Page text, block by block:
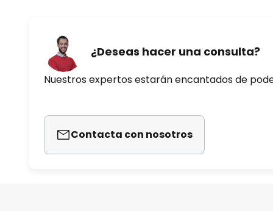
¿Deseas hacer una consulta?
Nuestros expertos estarán encantados de
Contacta con nosotros